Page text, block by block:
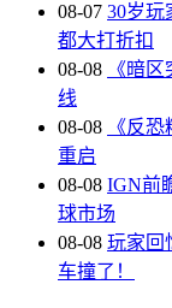
08-07 30岁玩
都大打折扣
08-08
《暗
线
08-08
《反
重启
08-08 IGN前
球市场
08-08 玩家回
车撞了！